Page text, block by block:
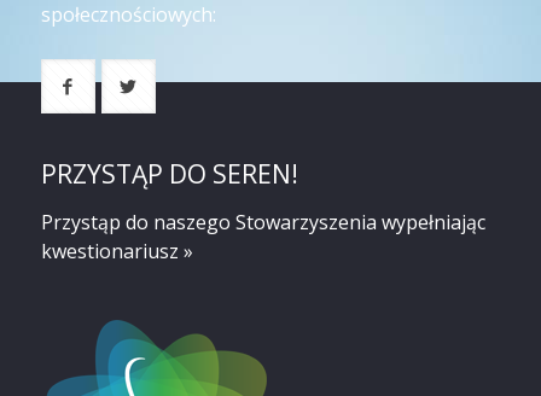
społecznościowych:
PRZYSTĄP DO SEREN!
Przystąp do naszego Stowarzyszenia wypełniając
kwestionariusz »